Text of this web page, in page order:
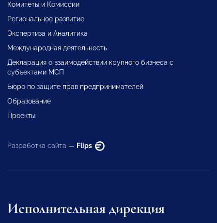
Комитеты и Комиссии
Региональное развитие
Экспертиза и Аналитика
Международная деятельность
Декларация о взаимодействии крупного бизнеса с
субъектами МСП
Бюро по защите прав предпринимателей
Образование
Проекты
Разработка сайта — Flips
Исполнительная дирекция